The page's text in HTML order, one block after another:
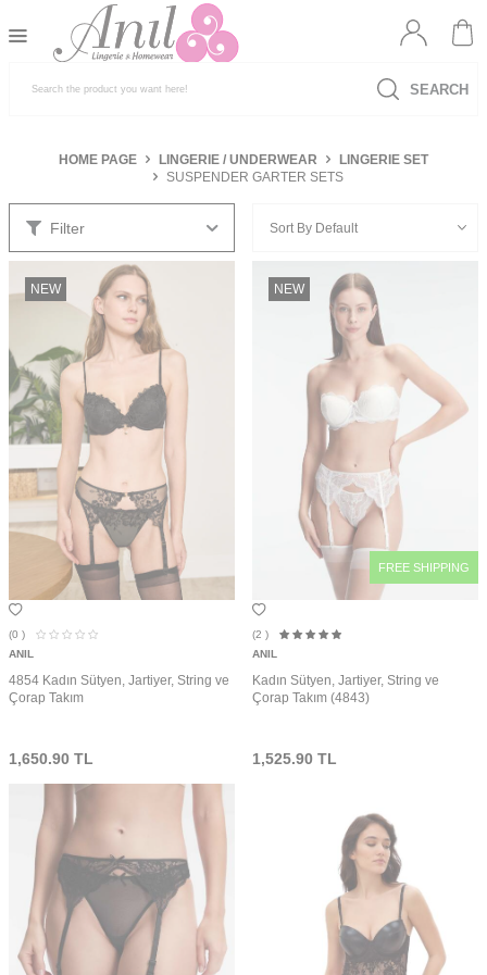
SEARCH
HOME PAGE LINGERIE / UNDERWEAR
LINGERIE SET
SUSPENDER GARTER SETS
Filter
NEW
(0 )
ANIL
4854 Kadın Sütyen, Jartiyer, String ve
Çorap Takım
1,650.90 TL
NEW
FREE SHIPPING
(2 )
ANIL
Kadın Sütyen, Jartiyer, String ve
Çorap Takım (4843)
1,525.90 TL